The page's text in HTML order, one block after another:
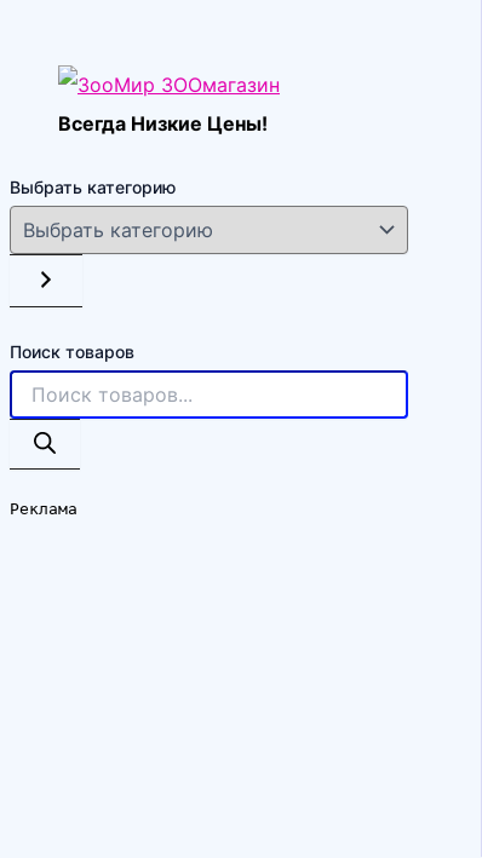
Всегда Низкие Цены!
Выбрать категорию
Поиск товаров
Реклама